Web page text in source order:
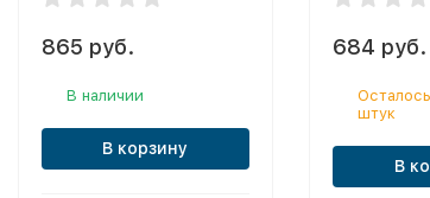
865 руб.
В наличии
В корзину
684 руб.
штук
В